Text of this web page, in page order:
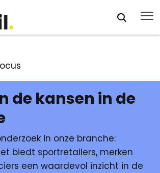
de kansen in de
in onze branche:
biedt sportretailers, merken
een waardevol inzicht in de